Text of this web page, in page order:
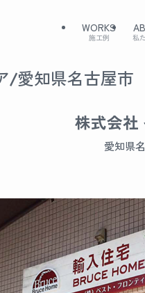
WORKS
施工例 私
/愛知県名古屋市
株式会社
愛知県